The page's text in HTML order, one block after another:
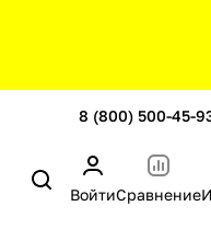
8 (800) 500-45-
ВойтиСравнение